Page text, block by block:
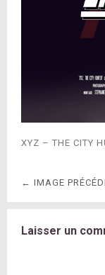
XYZ – THE CITY
← IMAGE
Laisser un